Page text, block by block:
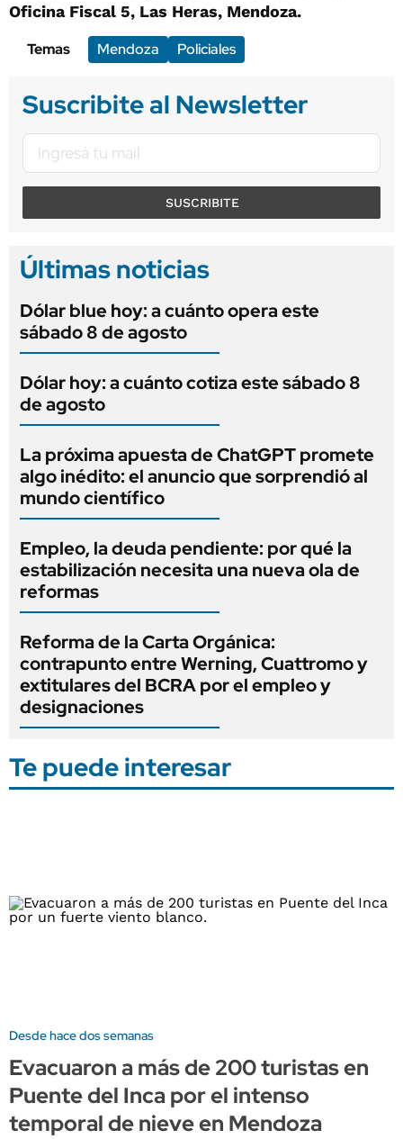
Oficina Fiscal 5, Las Heras, Mendoza.
Temas
Mendoza Policiales
Suscribite al Newsletter
SUSCRIBITE
Últimas noticias
Dólar blue hoy: a cuánto opera este
sábado 8 de agosto
Dólar hoy: a cuánto cotiza este sábado 8
de agosto
La próxima apuesta de ChatGPT promete
algo inédito: el anuncio que sorprendió al
mundo científico
Empleo, la deuda pendiente: por qué la
estabilización necesita una nueva ola de
reformas
Reforma de la Carta Orgánica:
contrapunto entre Werning, Cuattromo y
extitulares del BCRA por el empleo y
designaciones
Te puede interesar
Desde hace dos semanas
Evacuaron a más de 200 turistas en
Puente del Inca por el intenso
temporal de nieve en Mendoza